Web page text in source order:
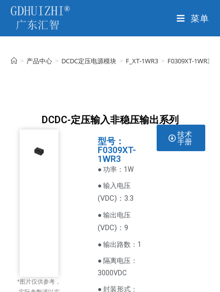
菜单
> 产品中心 > DCDC定压电源模块 > F_XT-1WR3 > F0309XT-1WR3
DCDC-定压输入非稳压输出系列
*图片仅供参考，
型号：
F0309XT-
1WR3
● 功率：1W
● 输入电压
(VDC)：3.3
● 输出电压
(VDC) ：9
● 输出路数：1
● 隔离电压：
3000VDC
● 封装形式：
技术
手册